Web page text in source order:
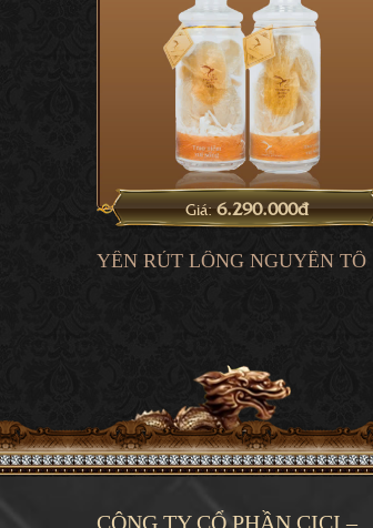
Giá:6.290.000đ
CÔNG TY CỔ PHẦN CICI –